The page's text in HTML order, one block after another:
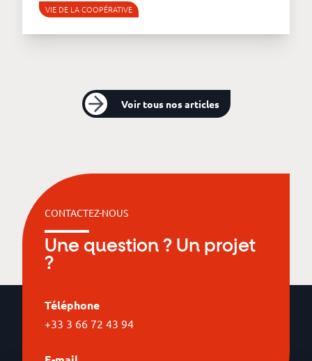
VIE DE LA COOPÉRATIVE
Voir tous nos articles
CONTACTEZ-NOUS
Une question ? Un projet
?
Téléphone
+33 3 66 72 43 94